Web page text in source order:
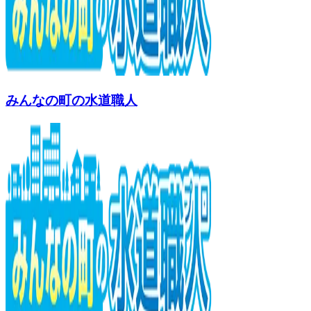
みんなの町の水道職人